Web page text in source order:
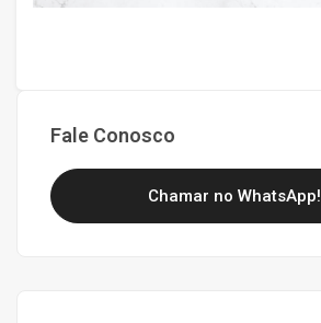
Fale Conosco
Chamar no WhatsApp!